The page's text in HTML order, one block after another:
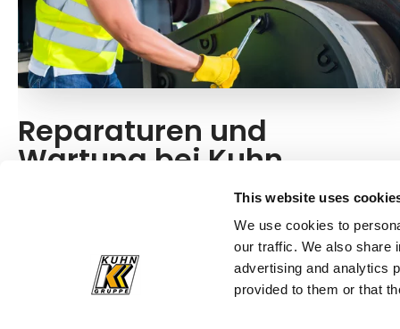
This website uses
We use cookies to
our traffic. We also share
advertising and analytics
provided to them or that
Reparaturen und
Wartung bei Kuhn
Sind möchten mehr über Reparatur, Wartung und Co.
bei Kuhn erfahren? Wir informieren Sie im Detail über
den Ablauf an unseren Servicestützpunkten.
Jetzt informieren!